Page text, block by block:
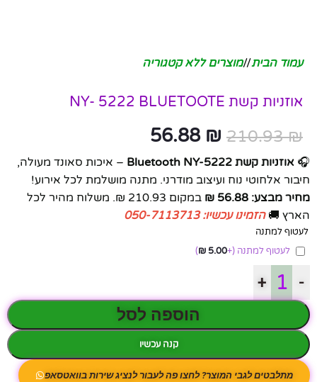
עמוד הבית/ מוצרים ללא קטגוריה
אוזניות קשת NY- 5222 BLUETOOTE
210.93₪
56.88 ₪
🎧 אוזניות קשת Bluetooth NY-5222
– איכות סאונד מעולה,
חיבור אלחוטי נוח ועיצוב מודרני. מתנה מושלמת לכל אירוע!
מחיר מבצע: 56.88 ₪
במקום 210.93 ₪. משלוח מהיר לכל
הארץ 🚚הזמינו עכשיו: 050-7113713
לעטוף למתנה
לעטוף למתנה (+
5.00
₪
)
-
+
הוספה לסל
קנה עכשיו
מתלבטים לגבי המוצר? לחצו פה לעבור לנציג שירות בוואטסאפ